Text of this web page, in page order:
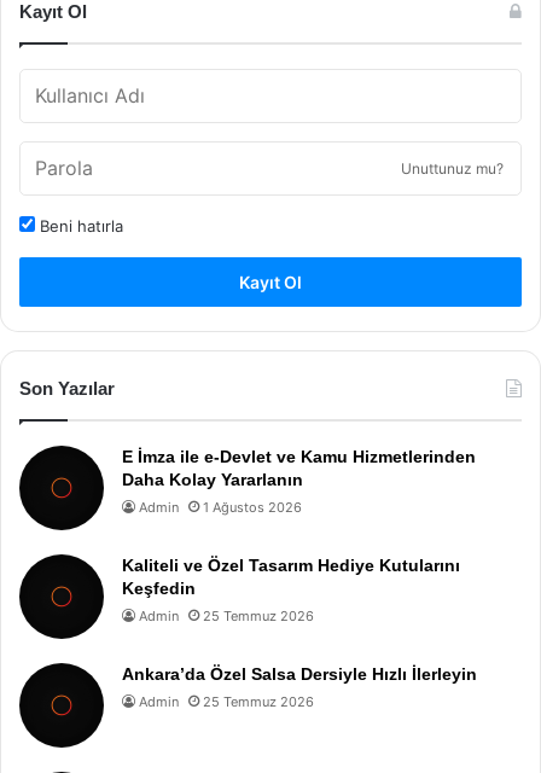
Kayıt Ol
Unuttunuz mu?
Beni hatırla
Kayıt Ol
Son Yazılar
E İmza ile e-Devlet ve Kamu Hizmetlerinden
Daha Kolay Yararlanın
Admin 1 Ağustos 2026
Kaliteli ve Özel Tasarım Hediye Kutularını
Keşfedin
Admin 25 Temmuz 2026
Ankara’da Özel Salsa Dersiyle Hızlı İlerleyin
Admin 25 Temmuz 2026